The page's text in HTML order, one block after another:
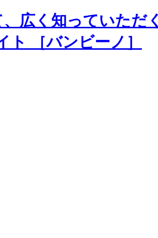
広く知っていただ